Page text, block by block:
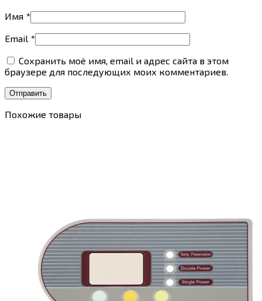
Имя *
Email *
Сохранить моё имя, email и адрес сайта в этом
браузере для последующих моих комментариев.
Похожие товары